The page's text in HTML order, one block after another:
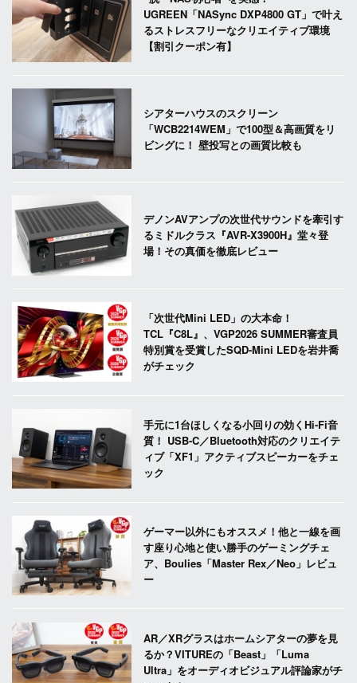
UGREEN「NASync DXP4800 GT」で叶え
るストレスフリーなクリエイティブ環境
【割引クーポン有】
シアターハウスのスクリーン
「WCB2214WEM」で100型＆高画質をリ
ビングに！ 壁投写との画質比較も
デノンAVアンプの次世代サウンドを牽引す
るミドルクラス『AVR-X3900H』堂々登
場！その真価を徹底レビュー
「次世代Mini LED」の大本命！
TCL『C8L』、VGP2026 SUMMER審査員
特別賞を受賞したSQD-Mini LEDを岩井喬
がチェック
手元に1台ほしくなる小回りの効くHi-Fi音
質！ USB-C／Bluetooth対応のクリエイテ
ィブ「XF1」アクティブスピーカーをチェ
ック
ゲーマー以外にもオススメ！他と一線を画
す座り心地と使い勝手のゲーミングチェ
ア、Boulies「Master Rex／Neo」レビュ
ー
AR／XRグラスはホームシアターの夢を見
るか？VITUREの「Beast」「Luma
Ultra」をオーディオビジュアル評論家がチ